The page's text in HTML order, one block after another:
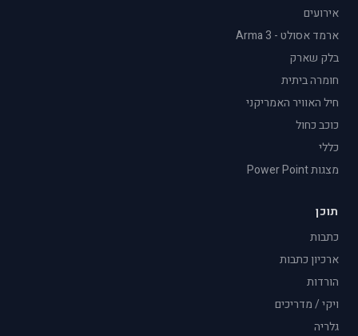
אירועים
ארמד אסולט - Arma 3
בלק שארק
חומרה ביתית
חיל האוויר האמריקני
כוכב כחול
כללי
מצגות Power Point
תוכן
כתבות
ארכיון כתבות
הורדות
ויקי / מדריכים
גלריה